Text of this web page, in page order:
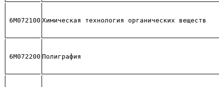
6М072100 Химическая технология органических веществ
6М072200 Полиграфия